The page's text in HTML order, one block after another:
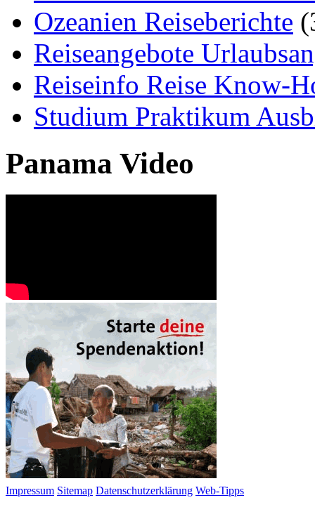
Ozeanien Reiseberichte
Reiseangebote
Reiseinfo Reise Know-
Studium Praktikum
Panama Video
Impressum Sitemap Datenschutzerklärung Web-Tipps